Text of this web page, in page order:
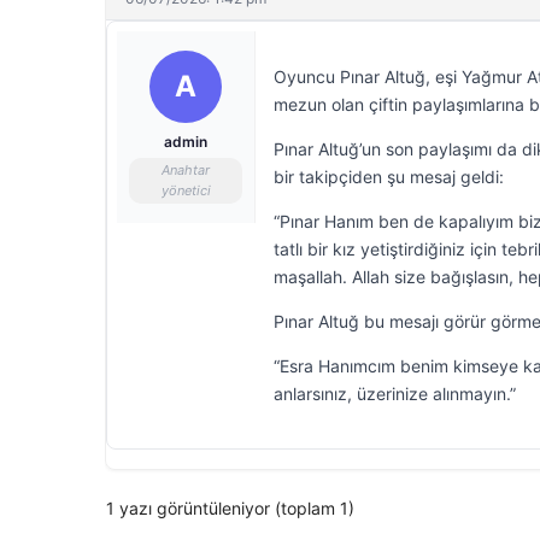
A
admin
Anahtar
yönetici
Oyuncu Pınar Altuğ, eşi Yağmur
mezun olan çiftin paylaşımlarına
Pınar Altuğ’un son paylaşımı da
bir takipçiden şu mesaj geldi:
“Pınar Hanım ben de kapalıyım
tatlı bir kız yetiştirdiğiniz için
maşallah. Allah size bağışlasın,
Pınar Altuğ bu mesajı görür
“Esra Hanımcım benim kimseye
anlarsınız, üzerinize alınmayın.”
1 yazı görüntüleniyor (toplam 1)